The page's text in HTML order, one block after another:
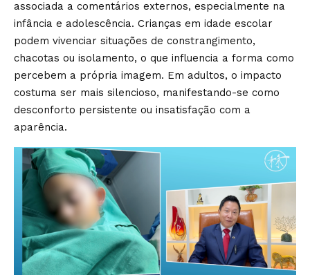
associada a comentários externos, especialmente na
infância e adolescência. Crianças em idade escolar
podem vivenciar situações de constrangimento,
chacotas ou isolamento, o que influencia a forma como
percebem a própria imagem. Em adultos, o impacto
costuma ser mais silencioso, manifestando-se como
desconforto persistente ou insatisfação com a
aparência.